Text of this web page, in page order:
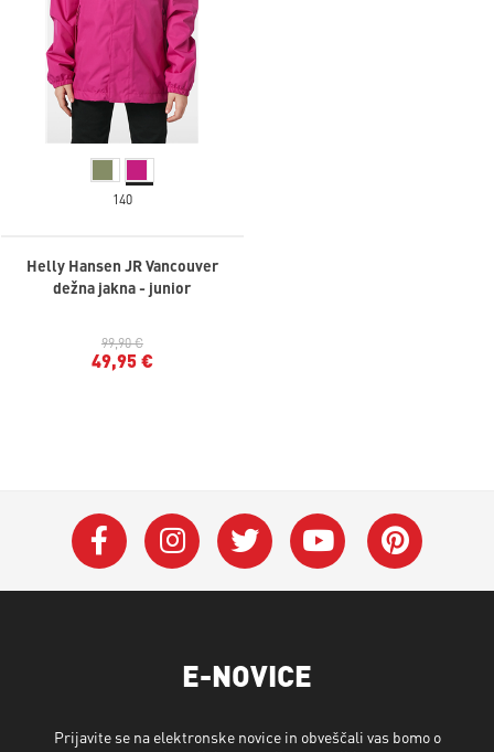
140
Helly Hansen JR Vancouver
dežna jakna - junior
99,90 €
49,95 €
E-NOVICE
Prijavite se na elektronske novice in obveščali vas bomo o